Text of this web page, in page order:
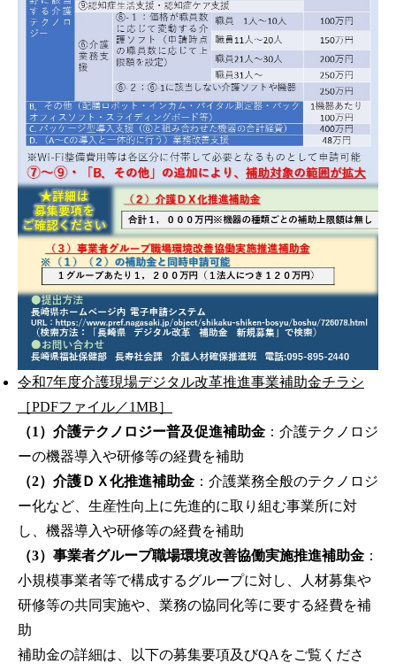
令和7年度介護現場デジタル改革推進事業補助金チラシ
［PDFファイル／1MB］
（1）介護テクノロジー普及促進補助金 ：介護テクノロジ
ーの機器導入や研修等の経費を補助
（2）介護ＤＸ化推進補助金 ：介護業務全般のテクノロジ
ー化など、生産性向上に先進的に取り組む事業所に対
し、機器導入や研修等の経費を補助
（3）事業者グループ職場環境改善協働実施推進補助金 ：
小規模事業者等で構成するグループに対し、人材募集や
研修等の共同実施や、業務の協同化等に要する経費を補
助
補助金の詳細は、以下の募集要項及びQAをご覧くださ